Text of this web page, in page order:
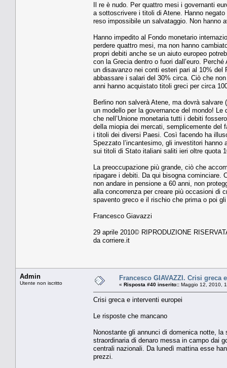
Il re è nudo. Per quattro mesi i governanti
a sottoscrivere i titoli di Atene. Hanno
reso impossibile un salvataggio. Non hanno
Hanno impedito al Fondo monetario
perdere quattro mesi, ma non hanno
propri debiti anche se un aiuto europeo
con la Grecia dentro o fuori dall’euro.
un disavanzo nei conti esteri pari al 10% del
abbassare i salari del 30% circa. Ciò che
anni hanno acquistato titoli greci per circa
Berlino non salverà Atene, ma dovrà
un modello per la governance del mondo! Le
che nell’Unione monetaria tutti i debiti
della miopia dei mercati, semplicemente del
i titoli dei diversi Paesi. Così facendo ha
Spezzato l’incantesimo, gli investitori
sui titoli di Stato italiani saliti ieri oltre quota
La preoccupazione più grande, ciò che
ripagare i debiti. Da qui bisogna cominciare.
non andare in pensione a 60 anni, non
alla concorrenza per creare più occasioni di
spavento greco e il rischio che prima o poi
Francesco Giavazzi
29 aprile 2010© RIPRODUZIONE
da corriere.it
Admin
Utente non iscritto
Francesco GIAVAZZI. Crisi greca
« Risposta #40 inserito:: Maggio 12, 2010,
Crisi greca e interventi europei
Le risposte che mancano
Nonostante gli annunci di domenica notte,
straordinaria di denaro messa in campo dai
centrali nazionali. Da lunedì mattina esse
prezzi.